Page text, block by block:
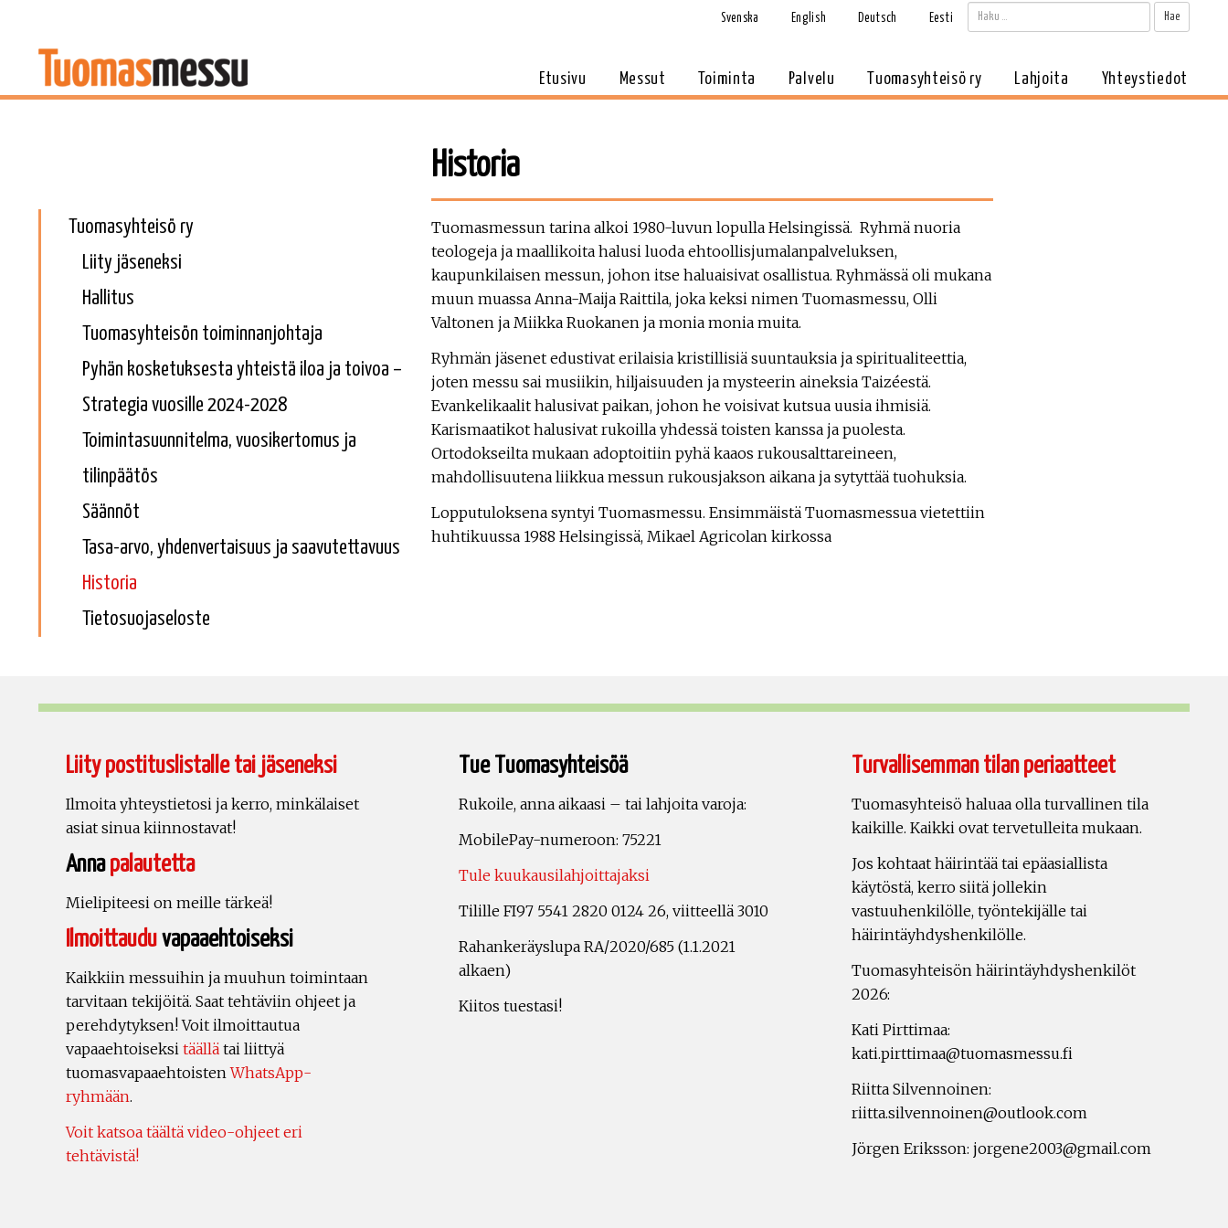
Haku:
Svenska English Deutsch Eesti
Etusivu Messut Toiminta Palvelu Tuomasyhteisö ry Lahjoita Yhteystiedot
Tuomasyhteisö ry
Liity jäseneksi
Hallitus
Tuomasyhteisön toiminnanjohtaja
Pyhän kosketuksesta yhteistä iloa ja toivoa –
Strategia vuosille 2024-2028
Toimintasuunnitelma, vuosikertomus ja
tilinpäätös
Säännöt
Tasa-arvo, yhdenvertaisuus ja saavutettavuus
Historia
Tietosuojaseloste
Historia
Tuomasmessun tarina alkoi 1980-luvun lopulla Helsingissä. Ryhmä nuoria
teologeja ja maallikoita halusi luoda ehtoollisjumalanpalveluksen,
kaupunkilaisen messun, johon itse haluaisivat osallistua. Ryhmässä oli mukana
muun muassa Anna-Maija Raittila, joka keksi nimen Tuomasmessu, Olli
Valtonen ja Miikka Ruokanen ja monia monia muita.
Ryhmän jäsenet edustivat erilaisia kristillisiä suuntauksia ja spiritualiteettia,
joten messu sai musiikin, hiljaisuuden ja mysteerin aineksia Taizéestä.
Evankelikaalit halusivat paikan, johon he voisivat kutsua uusia ihmisiä.
Karismaatikot halusivat rukoilla yhdessä toisten kanssa ja puolesta.
Ortodokseilta mukaan adoptoitiin pyhä kaaos rukousalttareineen,
mahdollisuutena liikkua messun rukousjakson aikana ja sytyttää tuohuksia.
Lopputuloksena syntyi Tuomasmessu. Ensimmäistä Tuomasmessua vietettiin
huhtikuussa 1988 Helsingissä, Mikael Agricolan kirkossa
Liity postituslistalle tai jäseneksi
Ilmoita yhteystietosi ja kerro, minkälaiset
asiat sinua kiinnostavat!
Annapalautetta
Mielipiteesi on meille tärkeä!
Ilmoittauduvapaaehtoiseksi
Kaikkiin messuihin ja muuhun toimintaan
tarvitaan tekijöitä. Saat tehtäviin ohjeet ja
perehdytyksen! Voit ilmoittautua
vapaaehtoiseksi täällä tai liittyä
tuomasvapaaehtoistenWhatsApp-
ryhmään.
Voit katsoa täältä video-ohjeet eri
tehtävistä!
Tue Tuomasyhteisöä
Rukoile, anna aikaasi – tai lahjoita varoja:
MobilePay-numeroon: 75221
Tule kuukausilahjoittajaksi
Tilille FI97 5541 2820 0124 26, viitteellä 3010
Rahankeräyslupa RA/2020/685 (1.1.2021
alkaen)
Kiitos tuestasi!
Turvallisemman tilan periaatteet
Tuomasyhteisö haluaa olla turvallinen tila
kaikille. Kaikki ovat tervetulleita mukaan.
Jos kohtaat häirintää tai epäasiallista
käytöstä, kerro siitä jollekin
vastuuhenkilölle, työntekijälle tai
häirintäyhdyshenkilölle.
Tuomasyhteisön häirintäyhdyshenkilöt
2026:
Kati Pirttimaa:
kati.pirttimaa@tuomasmessu.fi
Riitta Silvennoinen:
riitta.silvennoinen@outlook.com
Jörgen Eriksson: jorgene2003@gmail.com